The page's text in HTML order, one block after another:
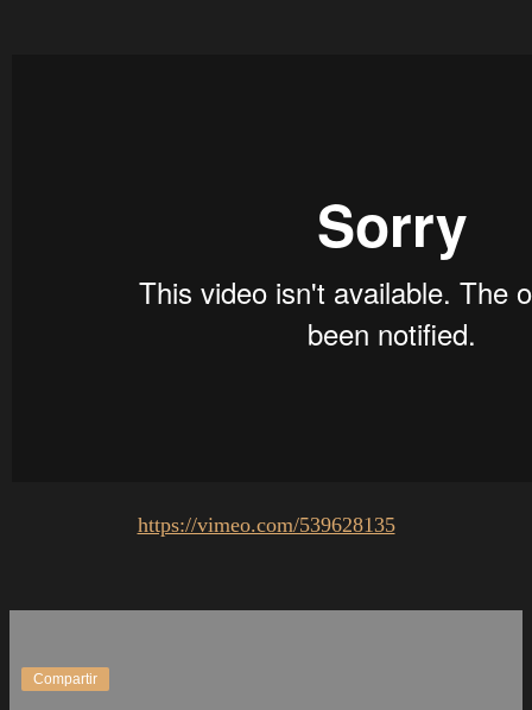
https://vimeo.com/539628135
Compartir